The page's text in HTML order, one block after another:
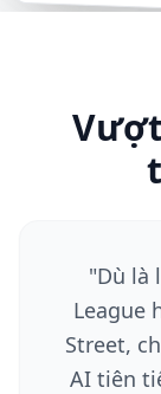
"Dù là
League
Street,
AI tiên